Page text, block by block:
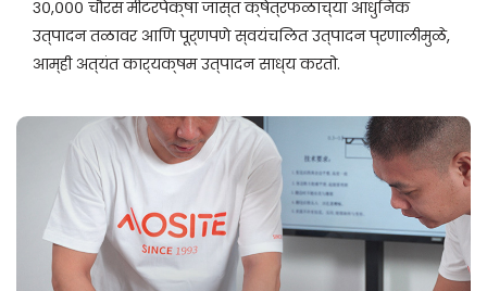
३०,००० चौरस मीटरपेक्षा जास्त क्षेत्रफळाच्या आधुनिक
उत्पादन तळावर आणि पूर्णपणे स्वयंचलित उत्पादन प्रणालींमुळे,
आम्ही अत्यंत कार्यक्षम उत्पादन साध्य करतो.